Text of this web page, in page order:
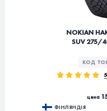
NOKIAN
SUV 275/
КОД
цена
ФІНЛЯНДІЯ